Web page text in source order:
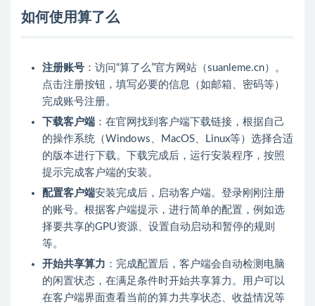
如何使用算了么
注册账号 ：访问“算了么”官方网站（suanleme.cn）。
点击注册按钮，填写必要的信息（如邮箱、密码等）
完成账号注册。
下载客户端 ：在官网找到客户端下载链接，根据自己
的操作系统（Windows、MacOS、Linux等）选择合适
的版本进行下载。下载完成后，运行安装程序，按照
提示完成客户端的安装。
配置客户端安装完成后，启动客户端。登录刚刚注册
的账号。根据客户端提示，进行简单的配置，例如选
择要共享的GPU资源、设置自动启动和暂停的规则
等。
开始共享算力 ：完成配置后，客户端会自动检测电脑
的闲置状态，在满足条件时开始共享算力。用户可以
在客户端界面查看当前的算力共享状态、收益情况等